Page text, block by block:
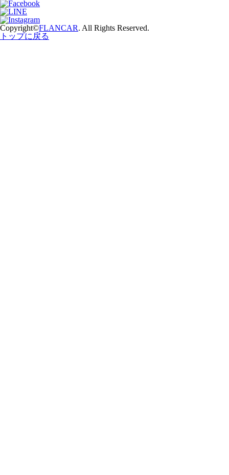
Copyright©FLANCAR. All Rights Reserved.
トップに戻る